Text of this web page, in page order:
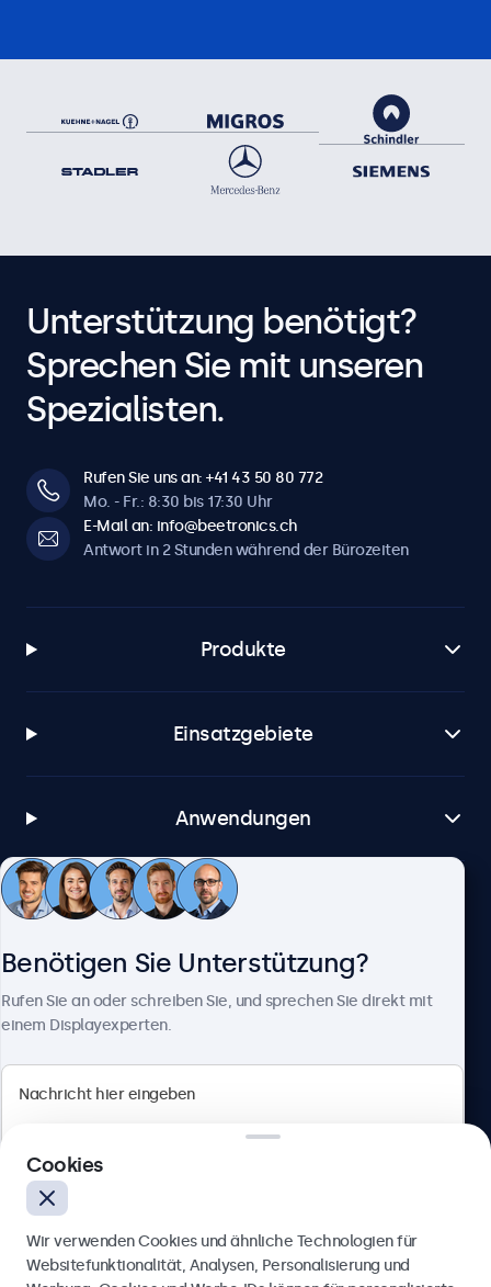
Unterstützung benötigt?
Sprechen Sie mit unseren
Spezialisten.
Rufen Sie uns an: +41 43 50 80 772
Mo. - Fr.: 8:30 bis 17:30 Uhr
E-Mail an: info@beetronics.ch
Antwort in 2 Stunden während der Bürozeiten
Produkte
Einsatzgebiete
Anwendungen
Kundenservice
Badenerstrasse 549, 8048 Zürich, Schweiz
Deutsch
Benötigen Sie Unterstützung?
Rufen Sie an oder schreiben Sie, und sprechen Sie direkt mit
einem Displayexperten.
Cookies
Wir verwenden Cookies und ähnliche Technologien für
Websitefunktionalität, Analysen, Personalisierung und